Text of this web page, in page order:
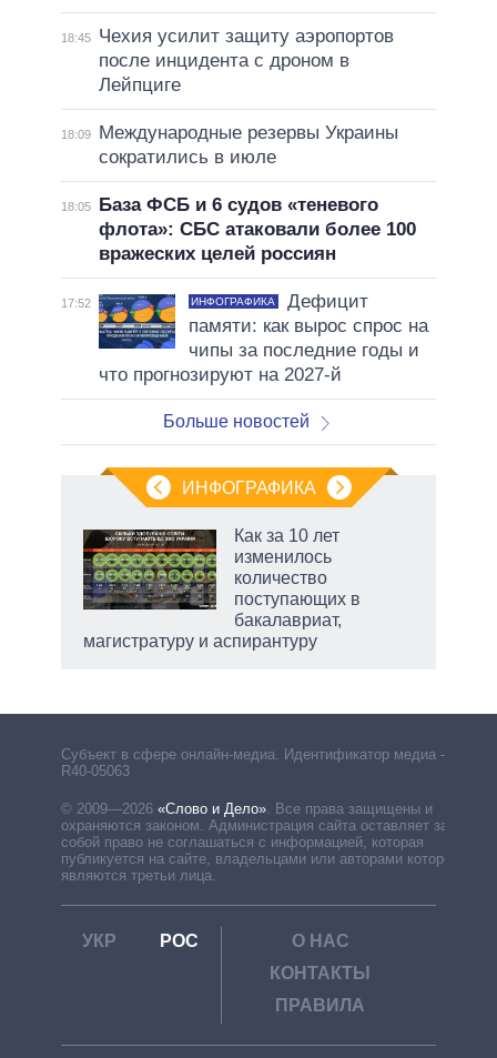
18:45
Чехия усилит защиту аэропортов
после инцидента с дроном в
Лейпциге
18:09
Международные резервы Украины
сократились в июле
18:05
База ФСБ и 6 судов «теневого
флота»: СБС атаковали более 100
вражеских целей россиян
17:52 ИНФОГРАФИКА
Дефицит
памяти: как вырос спрос на
чипы за последние годы и
что прогнозируют на 2027-й
Больше новостей
ИНФОГРАФИКА
Как за 10 лет
изменилось
количество
поступающих в
бакалавриат,
магистратуру и аспирантуру
Субъект в сфере онлайн-медиа. Идентификатор медиа –
R40-05063
© 2009—2026 «Слово и Дело» Все права защищены и
охраняются законом. Администрация сайта оставляет за
собой право не соглашаться с информацией, которая
публикуется на сайте, владельцами или авторами которой
являются третьи лица.
УКР РОС
О НАС
КОНТАКТЫ
ПРАВИЛА